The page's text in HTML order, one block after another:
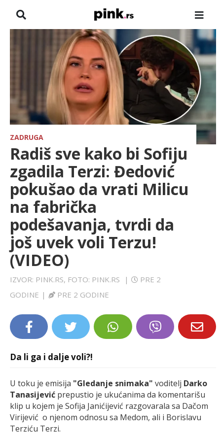
SHOWBIZ
HRONIKA
FARMERI
TV
SPORT
LIFESTYLE
EXTRA
ZADRUGA
Radiš sve kako bi Sofiju
zgadila Terzi: Đedović
pokušao da vrati Milicu
na fabrička
podešavanja, tvrdi da
još uvek voli Terzu!
(VIDEO)
IZVOR: PINK.RS, FOTO: PINK.RS |
PRE 2
GODINE | PRE 2 GODINE
Da li ga i dalje voli?!
U toku je emisija "Gledanje snimaka" voditelj Darko
Tanasijević prepustio je ukućanima da komentarišu
klip u kojem je Sofija Janićijević razgovarala sa Dačom
Virijević o njenom odnosu sa Medom, ali i Borislavu
Terziću Terzi.